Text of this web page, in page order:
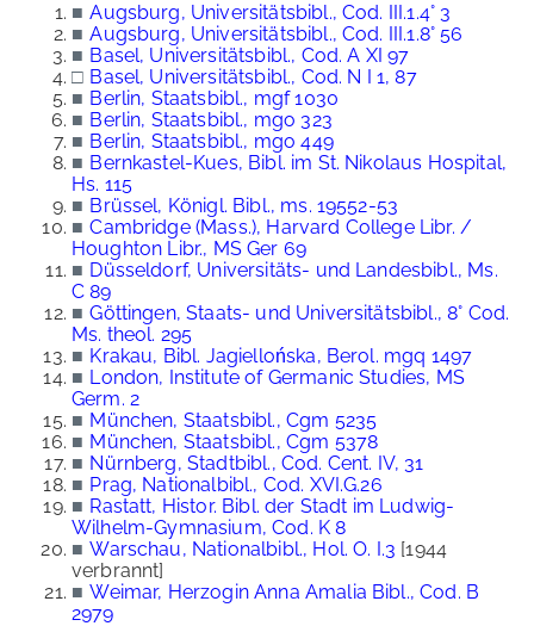
■ Augsburg, Universitätsbibl., Cod. III.1.4° 3
■ Augsburg, Universitätsbibl., Cod. III.1.8° 56
■ Basel, Universitätsbibl., Cod. A XI 97
□ Basel, Universitätsbibl., Cod. N I 1, 87
■ Berlin, Staatsbibl., mgf 1030
■ Berlin, Staatsbibl., mgo 323
■ Berlin, Staatsbibl., mgo 449
■ Bernkastel-Kues, Bibl. im St. Nikolaus Hospital,
Hs. 115
■ Brüssel, Königl. Bibl., ms. 19552-53
■ Cambridge (Mass.), Harvard College Libr. /
Houghton Libr., MS Ger 69
■ Düsseldorf, Universitäts- und Landesbibl., Ms.
C 89
■ Göttingen, Staats- und Universitätsbibl., 8° Cod.
Ms. theol. 295
■ Krakau, Bibl. Jagiellońska, Berol. mgq 1497
■ London, Institute of Germanic Studies, MS
Germ. 2
■ München, Staatsbibl., Cgm 5235
■ München, Staatsbibl., Cgm 5378
■ Nürnberg, Stadtbibl., Cod. Cent. IV, 31
■ Prag, Nationalbibl., Cod. XVI.G.26
■ Rastatt, Histor. Bibl. der Stadt im Ludwig-
Wilhelm-Gymnasium, Cod. K 8
■ Warschau, Nationalbibl., Hol. O. I.3 [1944
verbrannt]
■ Weimar, Herzogin Anna Amalia Bibl., Cod. B
2979